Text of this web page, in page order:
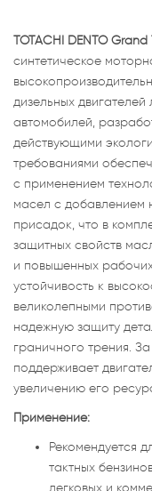
TOTACHI DENTO
синтетическое
дизельных
автомобилей,
действующими
требованиями
с применением
масел с добавлением
присадок, что в
защитных свойств
и повышенных
устойчивость к
великолепными
надежную защиту
граничного трения.
поддерживает
увеличению его
Применение:
Рекомендуется
тактных
легковых и